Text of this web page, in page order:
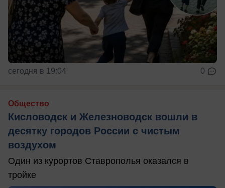
сегодня в 19:04 0
Общество
Кисловодск и Железноводск вошли в
десятку городов России с чистым
воздухом
Один из курортов Ставрополья оказался в
тройке